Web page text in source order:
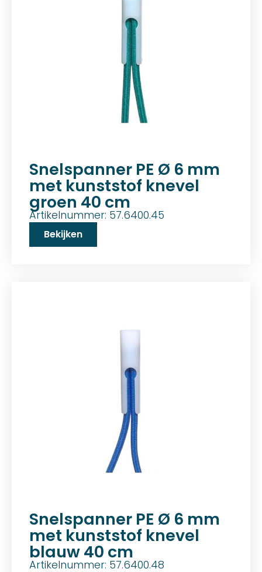
Snelspanner PE Ø 6 mm
met kunststof knevel
groen 40 cm
Artikelnummer: 57.6400.45
Bekijken
Snelspanner PE Ø 6 mm
met kunststof knevel
blauw 40 cm
Artikelnummer: 57.6400.48